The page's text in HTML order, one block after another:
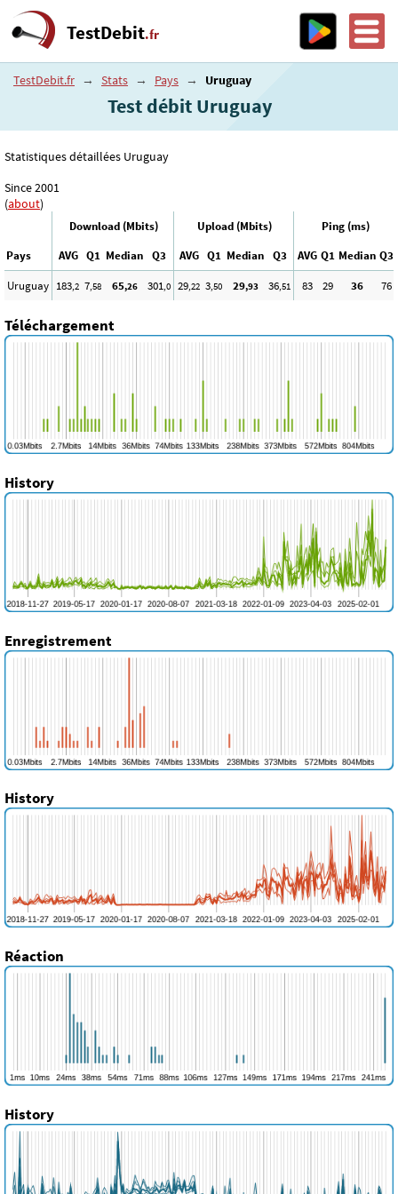
TestDebit.fr
TestDebit.fr → Stats → Pays → Uruguay
Test débit Uruguay
Statistiques détaillées Uruguay
Since 2001
(about)
Download (Mbits) Upload (Mbits)
Ping (ms)
Pays
AVG Q1 Median Q3 AVG Q1 Median Q3 AVG Q1 Median Q3
Uruguay 183,2 7,58 65,26 301,0 29,22 3,50 29,93 36,51 83 29 36 76
Téléchargement
History
Enregistrement
History
Réaction
History